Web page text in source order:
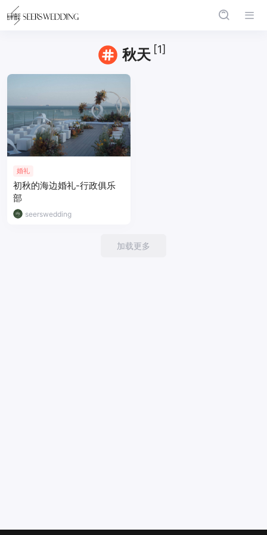
秋天 [1]
婚礼
初秋的海边婚礼-行政俱乐
部
seerswedding
加载更多